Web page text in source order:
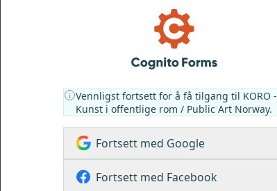
Vennligst fortsett for å få tilgang til KORO -
Kunst i offentlige rom / Public Art Norway.
Fortsett med Google
Fortsett med Facebook